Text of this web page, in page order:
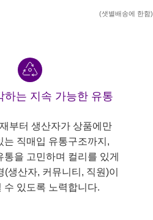
(샛별배송에 한함)
하는 지속 가능한 유통
부터 생산자가 상품에만
는 직매입 유통구조까지,
통을 고민하며 컬리를 있게
(생산자, 커뮤니티, 직원)이
수 있도록 노력합니다.